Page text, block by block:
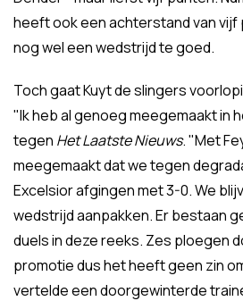
heeft ook een achterstand van
nog wel een wedstrijd te goed.
Toch gaat Kuyt de slingers
"Ik heb al genoeg meegemaakt in
tegen Het Laatste Nieuws. "Met
meegemaakt dat we tegen
Excelsior afgingen met 3-0. We
wedstrijd aanpakken. Er bestaan
duels in deze reeks. Zes ploegen
promotie dus het heeft geen zin
vertelde een doorgewinterde